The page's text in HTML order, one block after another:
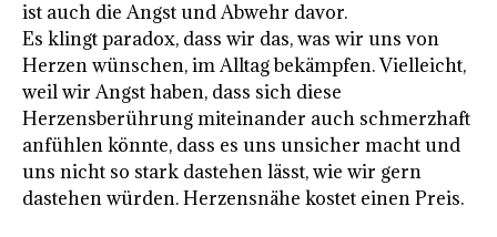
ist auch die Angst und Abwehr davor.
Es klingt paradox, dass wir das, was wir uns von
Herzen wünschen, im Alltag bekämpfen. Vielleicht,
weil wir Angst haben, dass sich diese
Herzensberührung miteinander auch schmerzhaft
anfühlen könnte, dass es uns unsicher macht und
uns nicht so stark dastehen lässt, wie wir gern
dastehen würden. Herzensnähe kostet einen Preis.